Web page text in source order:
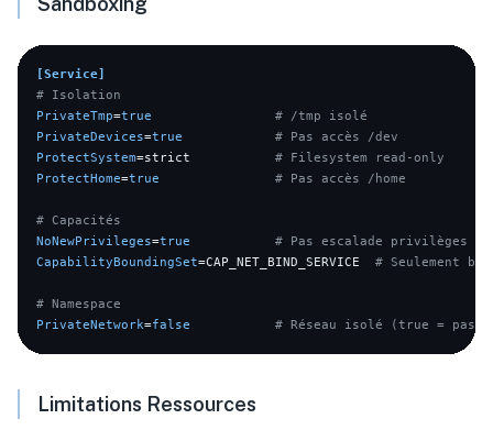
[Service]
# Isolation
PrivateTmp=true
# /tmp isolé
PrivateDevices=true
# Pas accès /dev
ProtectSystem=strict # Filesystem read-only
ProtectHome=true # Pas accès /home
# Capacités
NoNewPrivileges=true
# Pas escalade privilèges
CapabilityBoundingSet=CAP_NET_BIND_SERVICE # Seulement
# Namespace
PrivateNetwork=false # Réseau isolé (true = pas
Limitations Ressources